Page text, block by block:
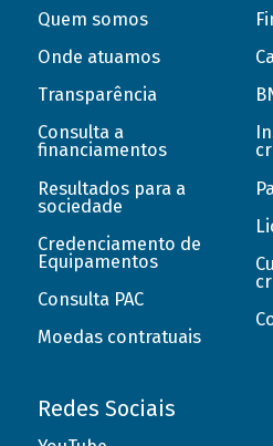
Quem somos
Onde atuamos
Transparência
Consulta a
financiamentos
Resultados para a
sociedade
Credenciamento de
Equipamentos
Consulta PAC
Moedas contratuais
Redes Sociais